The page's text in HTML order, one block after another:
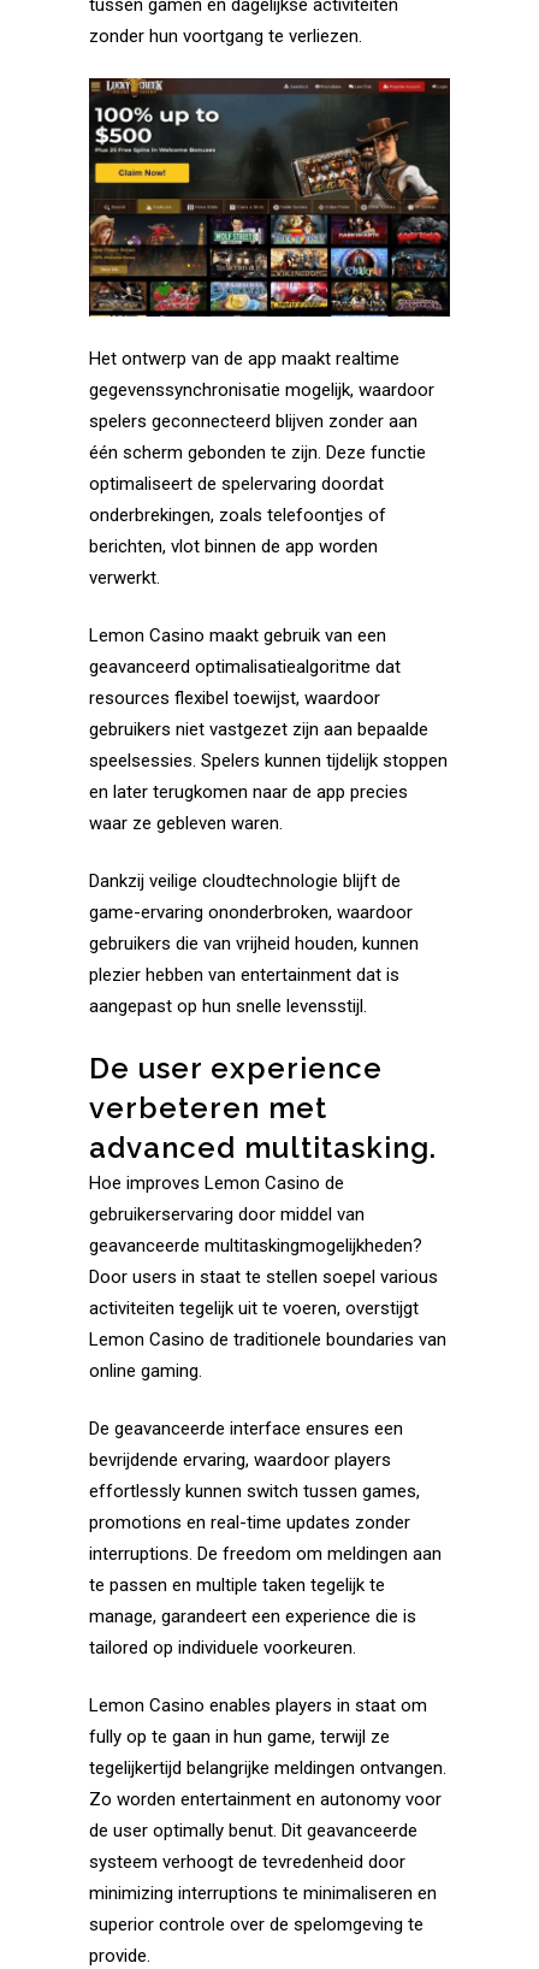
tussen gamen en dagelijkse activiteiten
zonder hun voortgang te verliezen.
Het ontwerp van de app maakt realtime
gegevenssynchronisatie mogelijk, waardoor
spelers geconnecteerd blijven zonder aan
één scherm gebonden te zijn. Deze functie
optimaliseert de spelervaring doordat
onderbrekingen, zoals telefoontjes of
berichten, vlot binnen de app worden
verwerkt.
Lemon Casino maakt gebruik van een
geavanceerd optimalisatiealgoritme dat
resources flexibel toewijst, waardoor
gebruikers niet vastgezet zijn aan bepaalde
speelsessies. Spelers kunnen tijdelijk stoppen
en later terugkomen naar de app precies
waar ze gebleven waren.
Dankzij veilige cloudtechnologie blijft de
game-ervaring ononderbroken, waardoor
gebruikers die van vrijheid houden, kunnen
plezier hebben van entertainment dat is
aangepast op hun snelle levensstijl.
De user experience
verbeteren met
advanced multitasking.
Hoe improves Lemon Casino de
gebruikerservaring door middel van
geavanceerde multitaskingmogelijkheden?
Door users in staat te stellen soepel various
activiteiten tegelijk uit te voeren, overstijgt
Lemon Casino de traditionele boundaries van
online gaming.
De geavanceerde interface ensures een
bevrijdende ervaring, waardoor players
effortlessly kunnen switch tussen games,
promotions en real-time updates zonder
interruptions. De freedom om meldingen aan
te passen en multiple taken tegelijk te
manage, garandeert een experience die is
tailored op individuele voorkeuren.
Lemon Casino enables players in staat om
fully op te gaan in hun game, terwijl ze
tegelijkertijd belangrijke meldingen ontvangen.
Zo worden entertainment en autonomy voor
de user optimally benut. Dit geavanceerde
systeem verhoogt de tevredenheid door
minimizing interruptions te minimaliseren en
superior controle over de spelomgeving te
provide.